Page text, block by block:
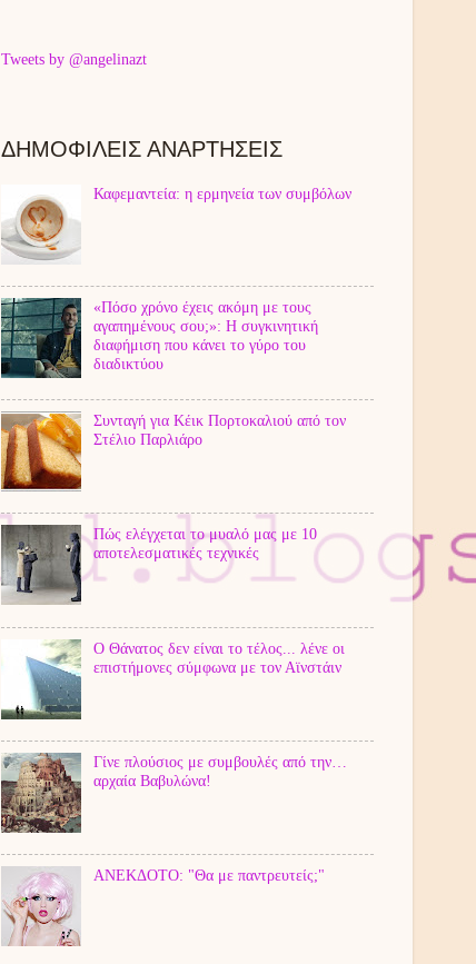
Tweets by @angelinazt
ΔΗΜΟΦΙΛΕΙΣ ΑΝΑΡΤΗΣΕΙΣ
Καφεμαντεία: η ερμηνεία των συμβόλων
«Πόσο χρόνο έχεις ακόμη με τους
αγαπημένους σου;»: Η συγκινητική
διαφήμιση που κάνει το γύρο του
διαδικτύου
Συνταγή για Κέικ Πορτοκαλιού από τον
Στέλιο Παρλιάρο
Πώς ελέγχεται το μυαλό μας με 10
αποτελεσματικές τεχνικές
Ο Θάνατος δεν είναι το τέλος... λένε οι
επιστήμονες σύμφωνα με τον Αϊνστάιν
Γίνε πλούσιος με συμβουλές από την…
αρχαία Βαβυλώνα!
ΑΝΕΚΔΟΤΟ: "Θα με παντρευτείς;"